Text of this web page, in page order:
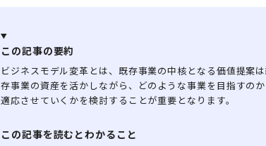
この記事の要約
ビジネスモデル変革とは、既存事業の中核となる価値提案
存事業の資産を活かしながら、どのような事業を目指すの
適応させていくかを検討することが重要となります。
この記事を読むとわかること